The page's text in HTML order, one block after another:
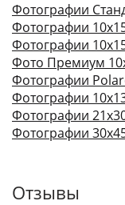
Фотографии
Фотографии
Фотографии
Фото Премиум
Фотографии
Фотографии
Фотографии
Фотографии
Отзывы